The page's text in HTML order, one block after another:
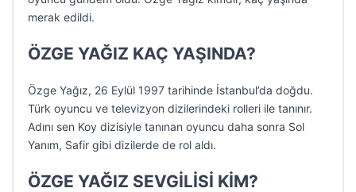
merak edildi.
ÖZGE YAĞIZ KAÇ YAŞINDA?
Özge Yağız, 26 Eylül 1997 tarihinde İstanbul’da doğdu.
Türk oyuncu ve televizyon dizilerindeki rolleri ile tanınır.
Adını sen Koy dizisiyle tanınan oyuncu daha sonra Sol
Yanım, Safir gibi dizilerde de rol aldı.
ÖZGE YAĞIZ SEVGİLİSİ KİM?